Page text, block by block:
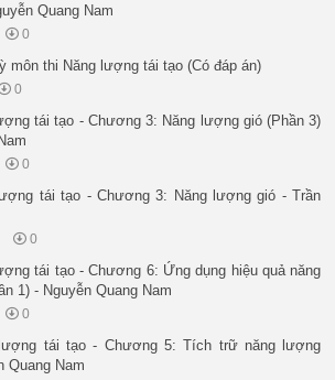
Quang Nam
0
môn thi Năng lượng tái tạo (Có đáp án)
0
tái tạo - Chương 3: Năng lượng gió (Phần 3)
0
tái tạo - Chương 3: Năng lượng gió - Trần
0
tái tạo - Chương 6: Ứng dụng hiệu quả năng
1) - Nguyễn Quang Nam
0
tái tạo - Chương 5: Tích trữ năng lượng
Quang Nam